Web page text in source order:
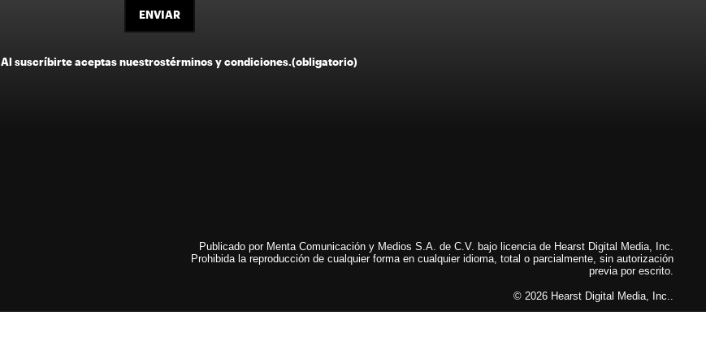
ENVIAR
Al suscríbirte aceptas nuestrostérminos y condiciones.(obligatorio)
Publicado por Menta Comunicación y Medios S.A. de C.V. bajo licencia de Hearst Digital Media, Inc.
Prohibida la reproducción de cualquier forma en cualquier idioma, total o parcialmente, sin autorización
previa por escrito.
© 2026 Hearst Digital Media, Inc..